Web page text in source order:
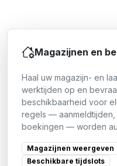
Magazijnen en
Haal uw magazijn- en
werktijden op en
beschikbaarheid voor
regels —
boekingen — worden
Magazijnen weergeven
Beschikbare tijdslots